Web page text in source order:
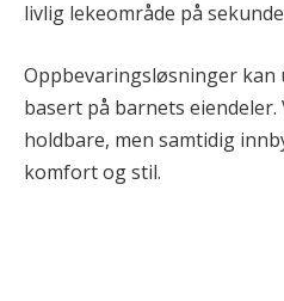
livlig lekeområde på
Oppbevaringsløsninger kan
basert på barnets
holdbare, men samtidig
komfort og stil.